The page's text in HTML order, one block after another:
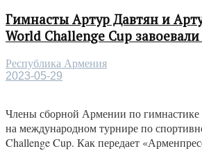
Гимнасты Артур Давтян и
World Challenge Cup
Республика Армения
2023-05-29
Члены сборной Армении по гимнастике
на международном турнире по
Challenge Cup. Как передает